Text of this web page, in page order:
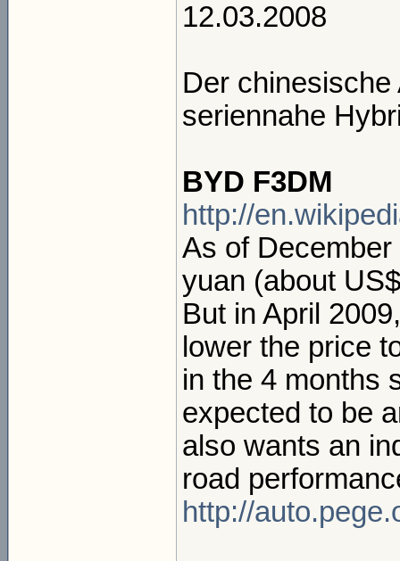
12.03.2008
Der
seriennahe
BYD F3DM
http://
As of
yuan (about
But in April
lower the price
in the 4 months
expected to be
also wants an
road
http://